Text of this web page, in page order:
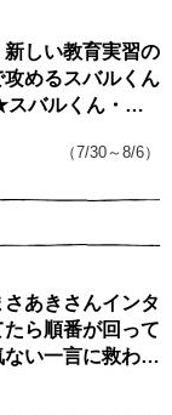
新しい教育実習の
めるスバルくん
バルくん・
（7/30～8/6）
あきさんインタ
ら順番が回って
い一言に救われ